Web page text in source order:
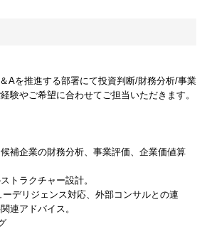
Aを推進する部署にて投資判断/財務分析/事業
験やご希望に合わせてご担当いただきます。
補企業の財務分析、事業評価、企業価値算
トラクチャー設計。
ーデリジェンス対応、外部コンサルとの連
連アドバイス。